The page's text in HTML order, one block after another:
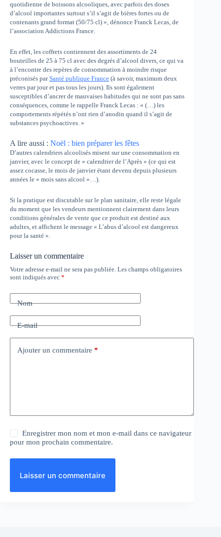
quotidienne de boissons alcooliques, avec parfois des doses
d’alcool importantes surtout s’il s’agit de bières fortes ou de
contenants grand format (50/75 cl) », dénonce Franck Lecas, de
l’association Addictions France.
En effet, les coffrets contiennent des assortiments de 24
bouteilles de 25 à 75 cl avec des degrés d’alcool divers, ce qui va
à l’encontre des repères de consommation à moindre risque
préconisés parSanté publique France (à savoir, maximum deux
verres par jour et pas tous les jours). Ils sont également
susceptibles d’ancrer de mauvaises habitudes qui ne sont pas sans
conséquences, comme le rappelle Franck Lecas : « (…) les
comportements répétés n’ont rien d’anodin quand il s’agit de
substances psychoactives. »
A lire aussi : Noël : bien préparer les fêtes
D’autres calendriers alcoolisés misent sur une consommation en
janvier, avec le concept de « calendrier de l’Après » (ce qui est
assez cocasse, le mois de janvier étant devenu depuis plusieurs
années le « mois sans alcool »…).
Si la pratique est discutable sur le plan sanitaire, elle reste légale
du moment que les vendeurs mentionnent clairement dans leurs
conditions générales de vente que ce produit est destiné aux
adultes, et affichent le message « L’abus d’alcool est dangereux
pour la santé ».
Laisser un commentaire
Votre adresse e-mail ne sera pas publiée. Les champs obligatoires
sont indiqués avec *
Nom
E-mail
Ajouter un commentaire *
Enregistrer mon nom et mon e-mail dans ce navigateur
pour mon prochain commentaire.
Laisser un commentaire